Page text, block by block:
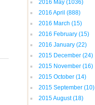
2016 May (1036)
2016 April (888)
2016 March (15)
2016 February (15)
2016 January (22)
2015 December (24)
2015 November (16)
2015 October (14)
2015 September (10)
2015 August(18)